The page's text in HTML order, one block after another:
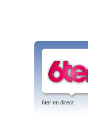
6ter en direct